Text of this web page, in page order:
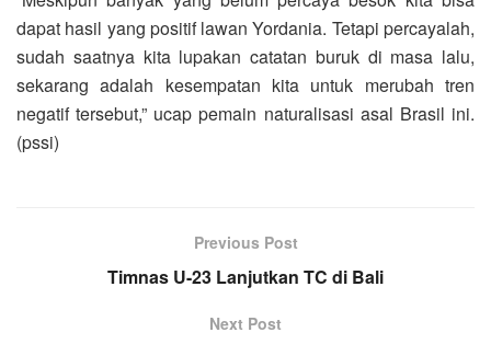
dapat hasil yang positif lawan Yordania. Tetapi percayalah,
sudah saatnya kita lupakan catatan buruk di masa lalu,
sekarang adalah kesempatan kita untuk merubah tren
negatif tersebut,” ucap pemain naturalisasi asal Brasil ini.
(pssi)
Previous Post
Timnas U-23 Lanjutkan TC di Bali
Next Post